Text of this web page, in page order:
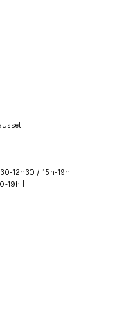
12h30 / 15h-19h |
19h |